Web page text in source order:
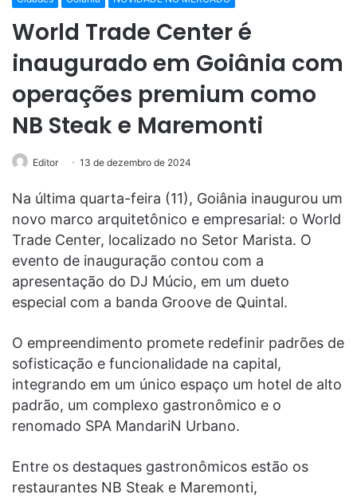
World Trade Center é
inaugurado em Goiânia com
operações premium como
NB Steak e Maremonti
Editor 13 de dezembro de 2024
Na última quarta-feira (11), Goiânia inaugurou um
novo marco arquitetônico e empresarial: o World
Trade Center, localizado no Setor Marista. O
evento de inauguração contou com a
apresentação do DJ Múcio, em um dueto
especial com a banda Groove de Quintal.
O empreendimento promete redefinir padrões de
sofisticação e funcionalidade na capital,
integrando em um único espaço um hotel de alto
padrão, um complexo gastronômico e o
renomado SPA MandariN Urbano.
Entre os destaques gastronômicos estão os
restaurantes NB Steak e Maremonti,